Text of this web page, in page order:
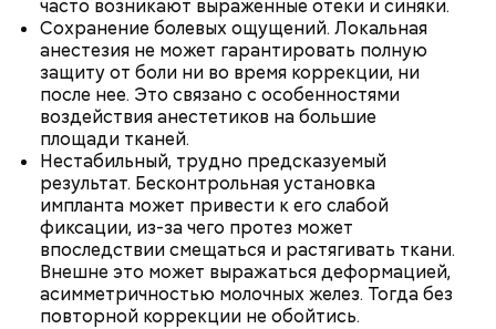
часто возникают выраженные отеки и синяки.
Сохранение болевых ощущений. Локальная
анестезия не может гарантировать полную
защиту от боли ни во время коррекции, ни
после нее. Это связано с особенностями
воздействия анестетиков на большие
площади тканей.
Нестабильный, трудно предсказуемый
результат. Бесконтрольная установка
импланта может привести к его слабой
фиксации, из-за чего протез может
впоследствии смещаться и растягивать ткани.
Внешне это может выражаться деформацией,
асимметричностью молочных желез. Тогда без
повторной коррекции не обойтись.
Также не нужно есть дыню до корки, потому что
именно там скапливаются нитраты. И важно
тщательно ее мыть, чтобы не отравиться, добавила
собеседница «ВМ».